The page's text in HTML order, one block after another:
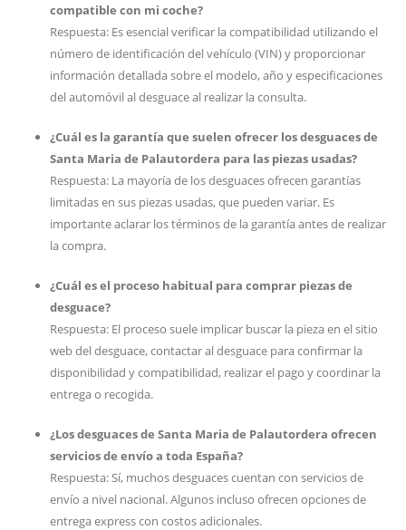
compatible con mi coche?
Respuesta: Es esencial verificar la compatibilidad utilizando el
número de identificación del vehículo (VIN) y proporcionar
información detallada sobre el modelo, año y especificaciones
del automóvil al desguace al realizar la consulta.
¿Cuál es la garantía que suelen ofrecer los desguaces de
Santa Maria de Palautordera para las piezas usadas?
Respuesta: La mayoría de los desguaces ofrecen garantías
limitadas en sus piezas usadas, que pueden variar. Es
importante aclarar los términos de la garantía antes de realizar
la compra.
¿Cuál es el proceso habitual para comprar piezas de
desguace?
Respuesta: El proceso suele implicar buscar la pieza en el sitio
web del desguace, contactar al desguace para confirmar la
disponibilidad y compatibilidad, realizar el pago y coordinar la
entrega o recogida.
¿Los desguaces de Santa Maria de Palautordera ofrecen
servicios de envío a toda España?
Respuesta: Sí, muchos desguaces cuentan con servicios de
envío a nivel nacional. Algunos incluso ofrecen opciones de
entrega express con costos adicionales.